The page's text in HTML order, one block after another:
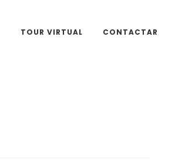
TOUR VIRTUAL CONTACTAR